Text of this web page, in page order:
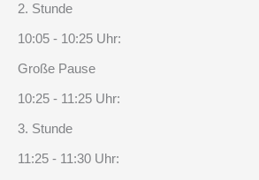
2. Stunde
10:05 - 10:25 Uhr:
Große Pause
10:25 - 11:25 Uhr:
3. Stunde
11:25 - 11:30 Uhr: